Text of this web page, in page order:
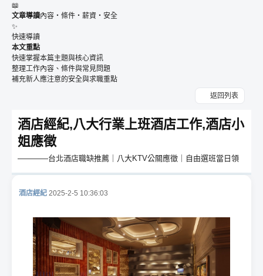
📖
文章導讀內容・條件・薪資・安全
✨
快速導讀
本文重點
快速掌握本篇主題與核心資訊
整理工作內容、條件與常見問題
補充新人應注意的安全與求職重點
返回列表
酒店經紀,八大行業上班酒店工作,酒店小
姐應徵
————台北酒店職缺推薦｜八大KTV公關應徵｜自由選班當日領
酒店經紀 2025-2-5 10:36:03